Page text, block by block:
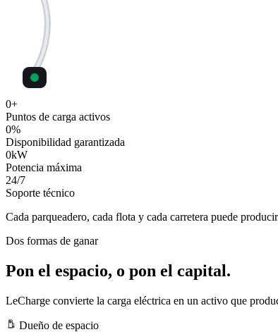
0+
Puntos de carga activos
0%
Disponibilidad garantizada
0kW
Potencia máxima
24/7
Soporte técnico
Cada parqueadero, cada flota y cada carretera puede producir
Dos formas de ganar
Pon el espacio, o pon el capital.
LeCharge convierte la carga eléctrica en un activo que
Dueño de espacio